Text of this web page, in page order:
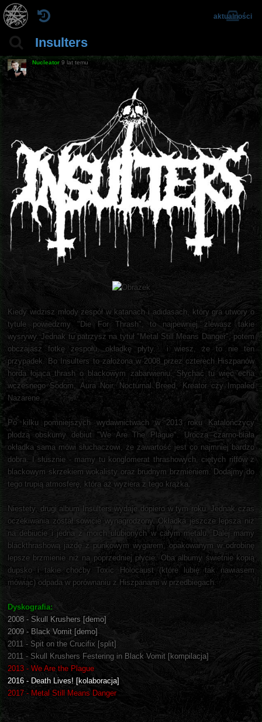
Insulters
aktualności
Nucleator 9 lat temu
Kiedy widzisz młody zespół w katanach i adidasach, który gra utwory o
tytule powiedzmy "Die For Thrash", to najpewniej zlewasz takie
wysrywy. Jednak tu patrzysz na tytuł "Metal Still Means Danger", potem
obczajasz fotkę zespołu, okładkę płyty... i wiesz, że to nie ten
przypadek. Bo Insulters to założona w 2008 przez czterech Hiszpanów
horda łojąca thrash o blackowym zabarwieniu. Słychać tu więc echa
wczesnego Sodom, Aura Noir, Nocturnal Breed, Kreator czy Impaled
Nazarene.
Po kilku pomniejszych wydawnictwach w 2013 roku Katalończycy
płodzą obskurny debiut "We Are The Plague". Urocza czarno-biała
okładka sama mówi słuchaczowi, że zawartość jest co najmniej bardzo
dobra. I słusznie - mamy tu konglomerat thrashowych, ciętych riffów z
blackowym skrzekiem wokalisty oraz brudnym brzmieniem. Dodajmy do
tego trupią atmosferę, która aż wyziera z tego krążka.
Niestety, drugi album Insulters wydaje dopiero w tym roku. Jednak czas
oczekiwania został sowicie wynagrodzony. Okładka jeszcze lepsza niż
na debiucie i jedna z moich ulubionych w całym metalu. Dalej mamy
blackthrashową jazdę z punkowym wygarem, opakowanym w odrobinę
lepsze brzmienie niż na poprzedniej płycie. Oba albumy świetnie kopią
dupsko i takie choćby Toxic Holocaust (które lubię tak nawiasem
mówiąc) odpada w porównaniu z Hiszpanami w przedbiegach.
Dyskografia:
2008 - Skull Krushers [demo]
2009 - Black Vomit [demo]
2011 - Spit on the Crucifix [split]
2011 - Skull Krushers Festering in Black Vomit [kompilacja]
2013 - We Are the Plague
2016 - Death Lives! [kolaboracja]
2017 - Metal Still Means Danger